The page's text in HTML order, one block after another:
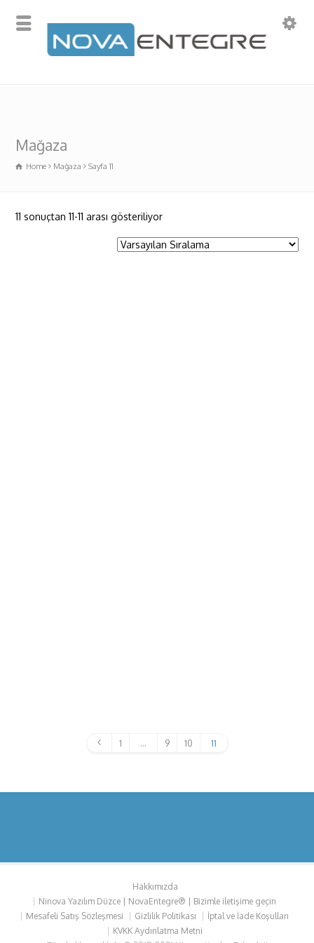
Mağaza
Home Mağaza Sayfa 11
11 sonuçtan 11-11 arası gösteriliyor
1 … 9 10 11
Hakkımızda
Ninova Yazılım Düzce | NovaEntegre® | Bizimle iletişime geçin
Mesafeli Satış Sözleşmesi
Gizlilik Politikası
İptal ve İade Koşulları
KVKK Aydınlatma Metni